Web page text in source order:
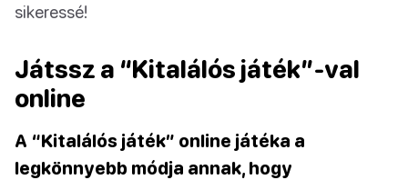
sikeressé!
Játssz a “Kitalálós játék”-val
online
A “Kitalálós játék” online játéka a
legkönnyebb módja annak, hogy